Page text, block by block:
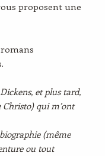
proposent une
romans
et plus tard,
qui m’ont
(même
ou tout